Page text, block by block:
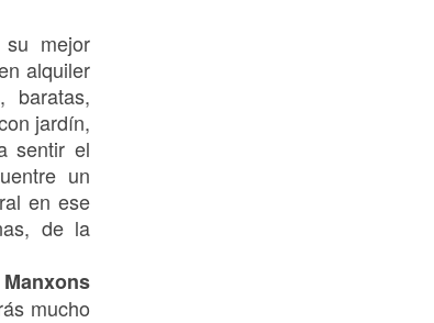
mejor
alquiler
baratas,
jardín,
sentir el
un
en ese
de la
mucho